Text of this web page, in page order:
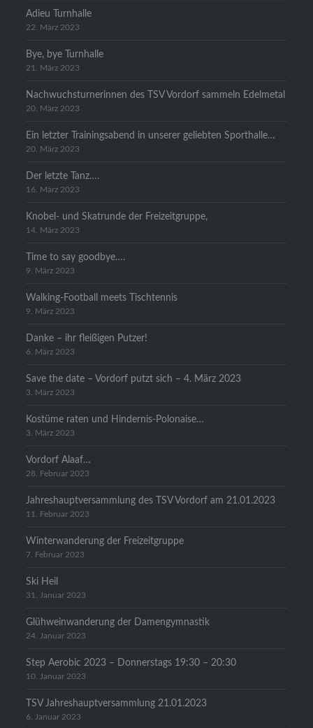
Adieu Turnhalle
22. März 2023
Bye, bye Turnhalle
21. März 2023
Nachwuchsturnerinnen des TSV Vordorf sammeln Edelmetal
20. März 2023
Ein letzter Trainingsabend in unserer geliebten Sporthalle…
20. März 2023
Der letzte Tanz….
16. März 2023
Knobel- und Skatrunde der Freizeitgruppe,
14. März 2023
Time to say goodbye….
9. März 2023
Walking-Football meets Tischtennis
9. März 2023
Danke – ihr fleißigen Putzer!
6. März 2023
Save the date – Vordorf putzt sich – 4. März 2023
3. März 2023
Kostüme raten und Hindernis-Polonaise…
3. März 2023
Vordorf Alaaf…
28. Februar 2023
Jahreshauptversammlung des TSV Vordorf am 21.01.2023
11. Februar 2023
Winterwanderung der Freizeitgruppe
7. Februar 2023
Ski Heil
31. Januar 2023
Glühweinwanderung der Damengymnastik
24. Januar 2023
Step Aerobic 2023 – Donnerstags 19:30 – 20:30
10. Januar 2023
TSV Jahreshauptversammlung 21.01.2023
6. Januar 2023